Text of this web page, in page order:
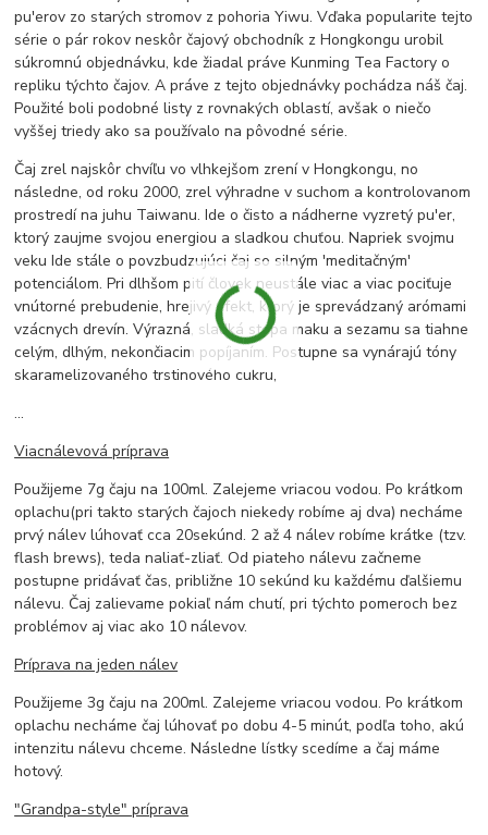
pu'erov zo starých stromov z pohoria Yiwu. Vďaka popularite tejto
série o pár rokov neskôr čajový obchodník z Hongkongu urobil
súkromnú objednávku, kde žiadal práve Kunming Tea Factory o
repliku týchto čajov. A práve z tejto objednávky pochádza náš čaj.
Použité boli podobné listy z rovnakých oblastí, avšak o niečo
vyššej triedy ako sa používalo na pôvodné série.
Čaj zrel najskôr chvíľu vo vlhkejšom zrení v Hongkongu, no
následne, od roku 2000, zrel výhradne v suchom a kontrolovanom
prostredí na juhu Taiwanu. Ide o čisto a nádherne vyzretý pu'er,
ktorý zaujme svojou energiou a sladkou chuťou. Napriek svojmu
veku Ide stále o povzbudzujúci čaj so silným 'meditačným'
potenciálom. Pri dlhšom pití človek neustále viac a viac pociťuje
vnútorné prebudenie, hrejivý efekt, ktorý je sprevádzaný arómami
vzácnych drevín. Výrazná, sladká stopa maku a sezamu sa tiahne
celým, dlhým, nekončiacim popíjaním. Postupne sa vynárajú tóny
skaramelizovaného trstinového cukru,
...
Viacnálevová príprava
Použijeme 7g čaju na 100ml. Zalejeme vriacou vodou. Po krátkom
oplachu(pri takto starých čajoch niekedy robíme aj dva) necháme
prvý nálev lúhovať cca 20sekúnd. 2 až 4 nálev robíme krátke (tzv.
flash brews), teda naliať-zliať. Od piateho nálevu začneme
postupne pridávať čas, približne 10 sekúnd ku každému ďalšiemu
nálevu. Čaj zalievame pokiaľ nám chutí, pri týchto pomeroch bez
problémov aj viac ako 10 nálevov.
Príprava na jeden nálev
Použijeme 3g čaju na 200ml. Zalejeme vriacou vodou. Po krátkom
oplachu necháme čaj lúhovať po dobu 4-5 minút, podľa toho, akú
intenzitu nálevu chceme. Následne lístky scedíme a čaj máme
hotový.
"Grandpa-style" príprava